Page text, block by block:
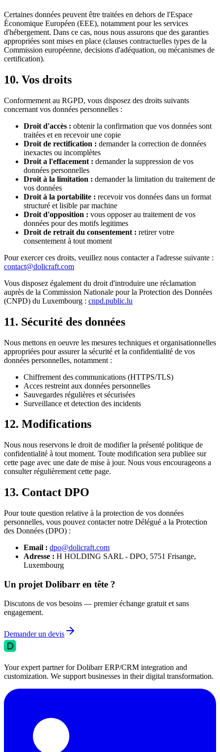
Certaines données peuvent être traitées en dehors de l'Espace
Économique Européen (EEE), notamment pour les services
d'hébergement. Dans ce cas, nous nous assurons que des garanties
appropriées sont mises en place (clauses contractuelles types de la
Commission européenne, decisions d'adéquation, ou mécanismes de
certification).
10. Vos droits
Conformement au RGPD, vous disposez des droits suivants
concernant vos données personnelles :
Droit d'accès : obtenir la confirmation que vos données sont
traitées et en recevoir une copie
Droit de rectification : demander la correction de données
inexactes ou incomplètes
Droit a l'effacement : demander la suppression de vos
données personnelles
Droit à la limitation : demander la limitation du traitement de
vos données
Droit à la portabilite : recevoir vos données dans un format
structuré et lisible par machine
Droit d'opposition : vous opposer au traitement de vos
données pour des motifs legitimes
Droit de retrait du consentement : retirer votre
consentement à tout moment
Pour exercer ces droits, veuillez nous contacter a l'adresse suivante :
contact@dolicraft.com
Vous disposez également du droit d'introduire une réclamation
auprès de la Commission Nationale pour la Protection des Données
(CNPD) du Luxembourg : cnpd.public.lu
11. Sécurité des données
Nous mettons en oeuvre les mesures techniques et organisationnelles
appropriées pour assurer la sécurité et la confidentialité de vos
données personnelles, notamment :
Chiffrement des communications (HTTPS/TLS)
Acces restreint aux données personnelles
Sauvegardes régulières et sécurisées
Surveillance et detection des incidents
12. Modifications
Nous nous reservons le droit de modifier la présenté politique de
confidentialité à tout moment. Toute modification sera publiee sur
cette page avec une date de mise à jour. Nous vous encourageons a
consulter régulièrement cette page.
13. Contact DPO
Pour toute question relative à la protection de vos données
personnelles, vous pouvez contacter notre Délégué a la Protection
des Données (DPO) :
Email : dpo@dolicraft.com
Adresse : H HOLDING SARL - DPO, 5751 Frisange,
Luxembourg
Un projet Dolibarr en tête ?
Discutons de vos besoins — premier échange gratuit et sans
engagement.
Demander un devis
Your expert partner for Dolibarr ERP/CRM integration and
customization. We support businesses in their digital transformation.